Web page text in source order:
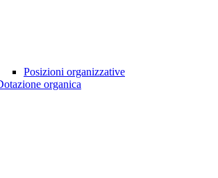
Posizioni organizzative
organica